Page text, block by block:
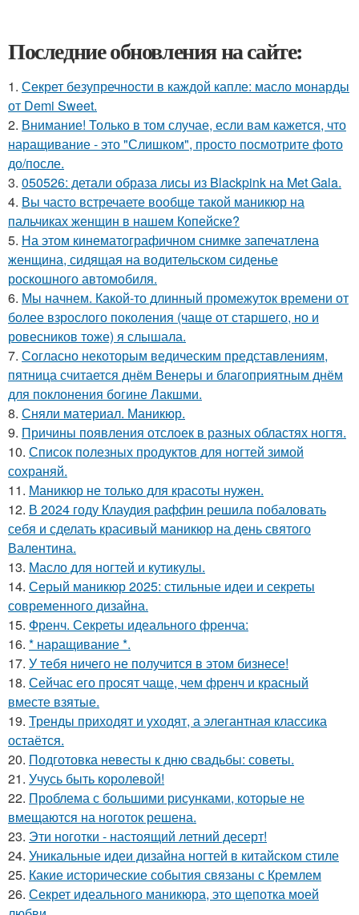
Последние обновления на сайте:
1. Секрет безупречности в каждой капле: масло монарды
от Demi Sweet.
2. Внимание! Только в том случае, если вам кажется, что
наращивание - это "Слишком", просто посмотрите фото
до/после.
3. 050526: детали образа лисы из Blackpink на Met Gala.
4. Вы часто встречаете вообще такой маникюр на
пальчиках женщин в нашем Копейске?
5. На этом кинематографичном снимке запечатлена
женщина, сидящая на водительском сиденье
роскошного автомобиля.
6. Мы начнем. Какой-то длинный промежуток времени от
более взрослого поколения (чаще от старшего, но и
ровесников тоже) я слышала.
7. Согласно некоторым ведическим представлениям,
пятница считается днём Венеры и благоприятным днём
для поклонения богине Лакшми.
8. Сняли материал. Маникюр.
9. Причины появления отслоек в разных областях ногтя.
10. Список полезных продуктов для ногтей зимой
сохраняй.
11. Маникюр не только для красоты нужен.
12. В 2024 году Клаудия раффин решила побаловать
себя и сделать красивый маникюр на день святого
Валентина.
13. Масло для ногтей и кутикулы.
14. Серый маникюр 2025: стильные идеи и секреты
современного дизайна.
15. Френч. Секреты идеального френча:
16. * наращивание *.
17. У тебя ничего не получится в этом бизнесе!
18. Сейчас его просят чаще, чем френч и красный
вместе взятые.
19. Тренды приходят и уходят, а элегантная классика
остаётся.
20. Подготовка невесты к дню свадьбы: советы.
21. Учусь быть королевой!
22. Проблема с большими рисунками, которые не
вмещаются на ноготок решена.
23. Эти ноготки - настоящий летний десерт!
24. Уникальные идеи дизайна ногтей в китайском стиле
25. Какие исторические события связаны с Кремлем
26. Секрет идеального маникюра, это щепотка моей